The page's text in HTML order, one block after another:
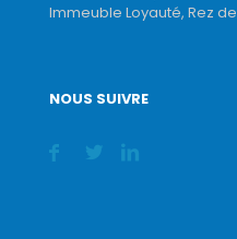
Immeuble Loyauté, Rez
NOUS SUIVRE